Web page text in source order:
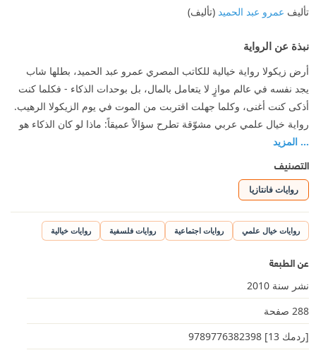
تأليف عمرو عبد الحميد (تأليف)
نبذة عن الرواية
أرض زيكولا رواية خيالية للكاتب المصري عمرو عبد الحميد، بطلها شاب
يجد نفسه في عالم موازٍ لا يتعامل بالمال، بل بوحدات الذكاء - فكلما كنت
أذكى كنت أغنى، وكلما جهلت اقتربت من الموت في يوم الزيكولا الرهيب.
رواية خيال علمي عربي مشوّقة تطرح سؤالاً عميقاً: ماذا لو كان الذكاء هو
... المزيد
التصنيف
روايات فانتازيا
روايات خيال علمي روايات اجتماعية روايات فلسفية روايات خيالية
عن الطبعة
نشر سنة 2010
288 صفحة
[ردمك 13] 9789776382398